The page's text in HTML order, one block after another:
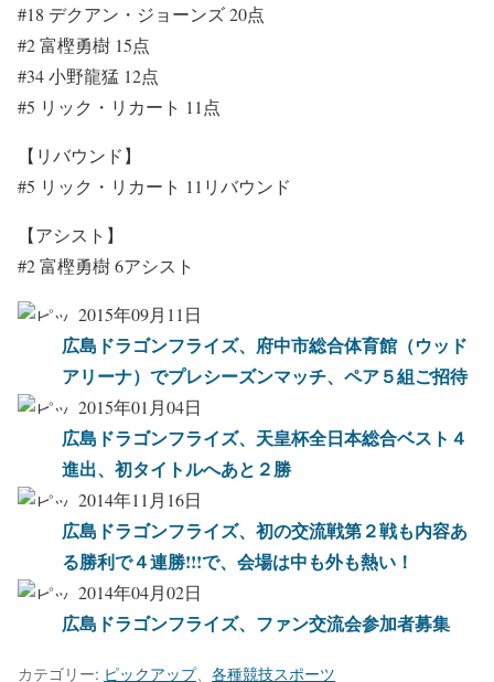
#18 デクアン・ジョーンズ 20点
#2 富樫勇樹 15点
#34 小野龍猛 12点
#5 リック・リカート 11点
【リバウンド】
#5 リック・リカート 11リバウンド
【アシスト】
#2 富樫勇樹 6アシスト
2015年09月11日
広島ドラゴンフライズ、府中市総合体育館（ウッド
アリーナ）でプレシーズンマッチ、ペア５組ご招待
2015年01月04日
広島ドラゴンフライズ、天皇杯全日本総合ベスト４
進出、初タイトルへあと２勝
2014年11月16日
広島ドラゴンフライズ、初の交流戦第２戦も内容あ
る勝利で４連勝!!!で、会場は中も外も熱い！
2014年04月02日
広島ドラゴンフライズ、ファン交流会参加者募集
カテゴリー: ピックアップ、 各種競技スポーツ